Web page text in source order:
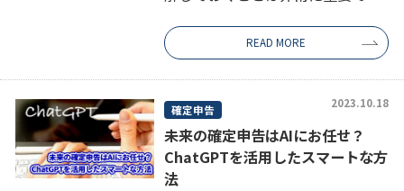
態における確定申告の義務や、注
意すべき「20万円ライン」につい
て解説し、適切な申告を行うため
のポイントを […]
READ MORE
確定申告 2023.10.18
未来の確定申告はAIにお任せ？
ChatGPTを活用したスマートな方
法